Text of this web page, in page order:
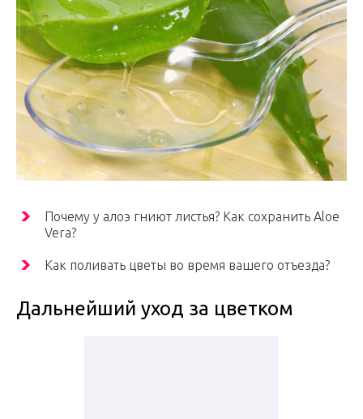
Почему у алоэ гниют листья? Как сохранить Aloe
Vera?
Как поливать цветы во время вашего отъезда?
Дальнейший уход за цветком